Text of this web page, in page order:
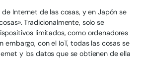
Internet de las cosas, y en Japón se
Tradicionalmente, solo se
limitados, como ordenadores
embargo, con el IoT, todas las cosas se
y los datos que se obtienen de ella